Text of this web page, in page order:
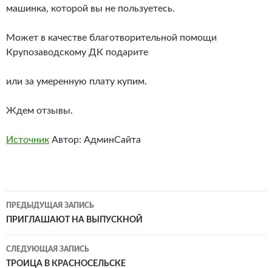
машинка, которой вы не пользуетесь.
Может в качестве благотворительной помощи
Крупозаводскому ДК подарите
или за умеренную плату купим.
Ждем отзывы.
Источник Автор: АдминСайта
Навигация
по
записям
ПРЕДЫДУЩАЯ ЗАПИСЬ
ПРИГЛАШАЮТ НА ВЫПУСКНОЙ
СЛЕДУЮЩАЯ ЗАПИСЬ
ТРОИЦА В КРАСНОСЕЛЬСКЕ